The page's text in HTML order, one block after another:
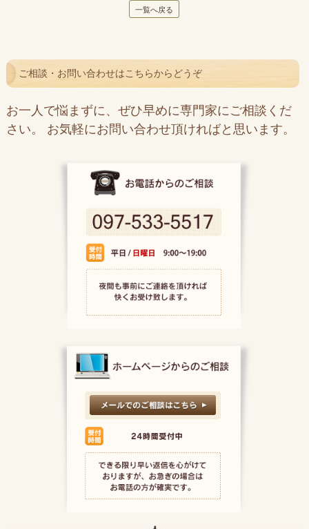
一覧へ戻る
ご相談・お問い合わせはこちらからどうぞ
お一人で悩まずに、ぜひ早めに専門家にご相談くだ
さい。 お気軽にお問い合わせ頂ければと思います。